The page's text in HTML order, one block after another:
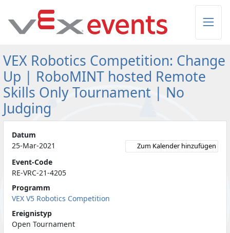
VEX Robotics Competition: Change
Up | RoboMINT hosted Remote
Skills Only Tournament | No
Judging
Datum
25-Mar-2021
Zum Kalender hinzufügen
Event-Code
RE-VRC-21-4205
Programm
VEX V5 Robotics Competition
Ereignistyp
Open Tournament